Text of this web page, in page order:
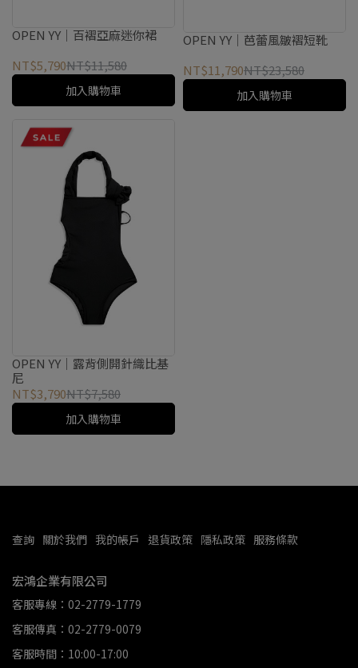
OPEN YY｜百褶亞麻迷你裙
NT$5,790NT$11,580
加入購物車
OPEN YY｜芭蕾風皺褶短靴
NT$11,790NT$23,580
加入購物車
OPEN YY｜露背側開針織比基
尼
NT$3,790NT$7,580
加入購物車
查詢 關於我們 我的帳戶 退貨政策 隱私政策 服務條款
宏鴻企業有限公司
客服專線：02-2779-1779
客服傳真：02-2779-0079
客服時間：10:00-17:00